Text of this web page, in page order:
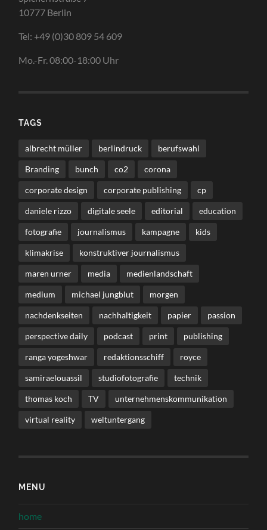
10777 Berlin
Tel: +49 (0)30 809 54 609
Mo.-Fr. 08:00-18:00 Uhr
TAGS
albrecht müller berlindruck berufswahl
Branding bunch co2 corona
corporate design corporate publishing cp
daniele rizzo digitale seele editorial education
fotografie journalismus kampagne kids
klimakrise konstruktiver journalismus
maren urner media medienlandschaft
medium michael jungblut morgen
nachdenkseiten nachhaltigkeit papier passion
perspective daily podcast print publishing
ranga yogeshwar redaktionsschiff royce
samiraelouassil studiofotografie technik
thomas koch TV unternehmenskommunikation
virtual reality weltuntergang
MENU
home